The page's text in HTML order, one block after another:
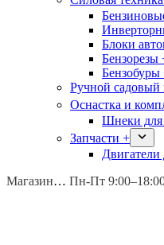
Блоки
Бензорезы
Бензобуры
Ручной садовый
Оснастка и
Шнеки для
Запчасти +
Двигатели
Магазины: Калуга ул.
Пн-Пт